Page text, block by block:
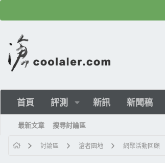
首頁 評測 新訊 新聞稿
最新文章 搜尋討論區
討論區 滄者園地 網聚活動回顧